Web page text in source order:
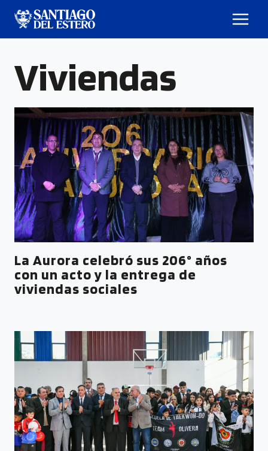
Viviendas
La Aurora celebró sus 206° años
con un acto y la entrega de
viviendas sociales